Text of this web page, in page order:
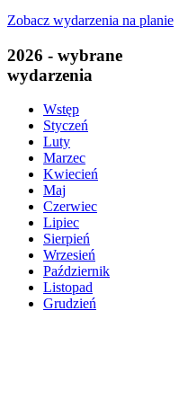
Zobacz wydarzenia na planie
2026 - wybrane
wydarzenia
Wstęp
Styczeń
Luty
Marzec
Kwiecień
Maj
Czerwiec
Lipiec
Sierpień
Wrzesień
Październik
Listopad
Grudzień